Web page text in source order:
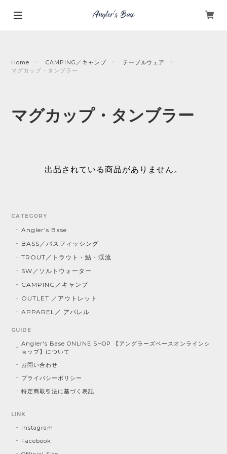
Home CAMPING／キャンプ
テーブルウェア
マグカップ・タンブラー
マグカップ・タンブラー
出品されている商品がありません。
CATEGORY
Angler's Base
BASS／バスフィッシング
TROUT／トラウト・鮎・渓流
SW／ソルトウォーター
CAMPING／キャンプ
OUTLET ／アウトレット
APPAREL／ アパレル
GUIDE
Angler's Base ONLINE SHOP 【アングラーズベースオンラインシ
ョップ】について
お問い合わせ
プライバシーポリシー
特定商取引法に基づく表記
LINK
Instagram
Facebook